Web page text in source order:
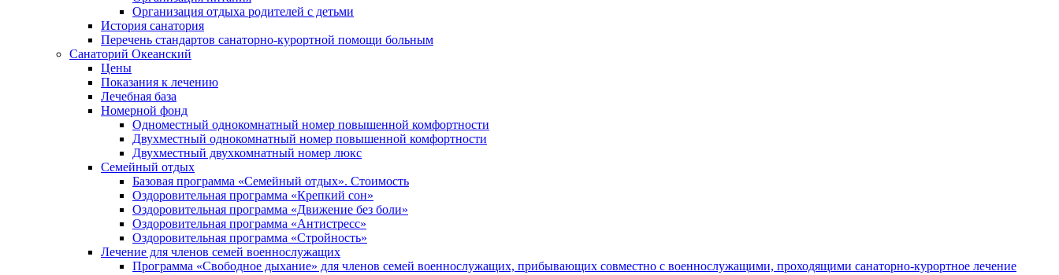
Организация отдыха родителей с детьми
История санатория
Перечень стандартов санаторно-курортной помощи больным
Санаторий Океанский
Цены
Показания к лечению
Лечебная база
Номерной фонд
Одноместный однокомнатный номер повышенной комфортности
Двухместный однокомнатный номер повышенной комфортности
Двухместный двухкомнатный номер люкс
Семейный отдых
Базовая программа «Семейный отдых». Стоимость
Оздоровительная программа «Крепкий сон»
Оздоровительная программа «Движение без боли»
Оздоровительная программа «Антистресс»
Оздоровительная программа «Стройность»
Лечение для членов семей военнослужащих
Программа «Свободное дыхание» для членов семей военнослужащих, прибывающих совместно с военнослужащими, проходящими санаторно-курортное лечение